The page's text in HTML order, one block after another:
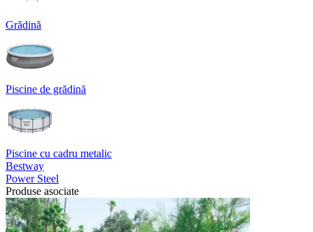
Grădină
Piscine de grădină
Piscine cu cadru metalic
Bestway
Power Steel
Produse asociate